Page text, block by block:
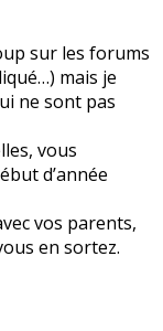
sur les forums
mais je
ne sont pas
vous
d’année
vos parents,
en sortez.